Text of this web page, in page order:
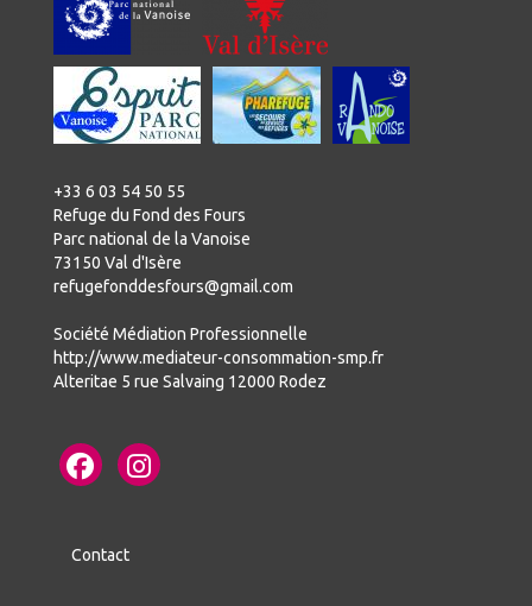
+33 6 03 54 50 55
Refuge du Fond des Fours
Parc national de la Vanoise
73150 Val d'Isère
refugefonddesfours@gmail.com
Société Médiation Professionnelle
http://www.mediateur-consommation-smp.fr
Alteritae 5 rue Salvaing 12000 Rodez
Contact